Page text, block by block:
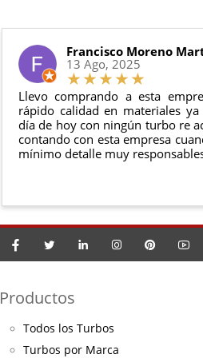
El productono debe
Debe devolverse en su
Francisco Moreno
13 Ago, 2025
Llevo comprando a esta
rápido calidad en materiales
día de hoy con ningún turbo re
contando con esta empresa
mínimo detalle muy
Productos
Todos los Turbos
Turbos por Marca